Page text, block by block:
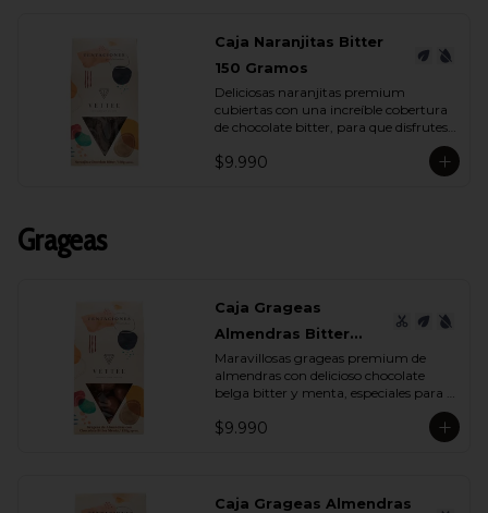
Caja Naranjitas Bitter
150 Gramos
Deliciosas naranjitas premium
cubiertas con una increíble cobertura
de chocolate bitter, para que disfrutes
espectacular sabor.
$9.990
Grageas
Caja Grageas
Almendras Bitter
Menta 150 Gramos
Maravillosas grageas premium de
almendras con delicioso chocolate
belga bitter y menta, especiales para
quieres.
$9.990
Caja Grageas Almendras